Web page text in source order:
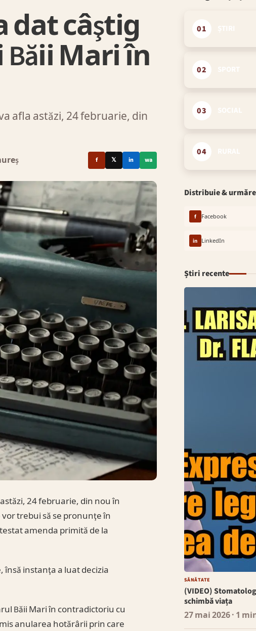
dat câştig
Mari în
afla astăzi, 24 februarie, din
f 𝕏 in wa
24 februarie, din nou în
trebui să se pronunţe în
amenda primită de la
instanţa a luat decizia
Băii Mari în contradictoriu cu
anularea hotărârii prin care
01
02
03
04
Distribuie &
f Facebook
in LinkedIn
Știri recente
SĂNĂTATE
(VIDEO)
schimbă viața
27 mai 2026· 1